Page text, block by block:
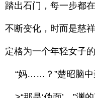
踏出石门，每一步都
不断变化，时而是慈
定格为一个年轻女子
“妈……？”楚昭脑中